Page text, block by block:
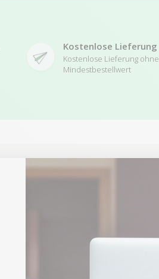
Kostenlose Lieferung
Kostenlose Lieferung ohne
Mindestbestellwert